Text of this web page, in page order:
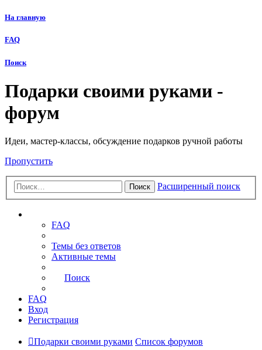
На главную
FAQ
Поиск
Подарки своими руками -
форум
Идеи, мастер-классы, обсуждение подарков ручной работы
Пропустить
Поиск Расширенный поиск
FAQ
Темы без ответов
Активные темы
Поиск
FAQ
Вход
Регистрация
Подарки своими руками Список форумов